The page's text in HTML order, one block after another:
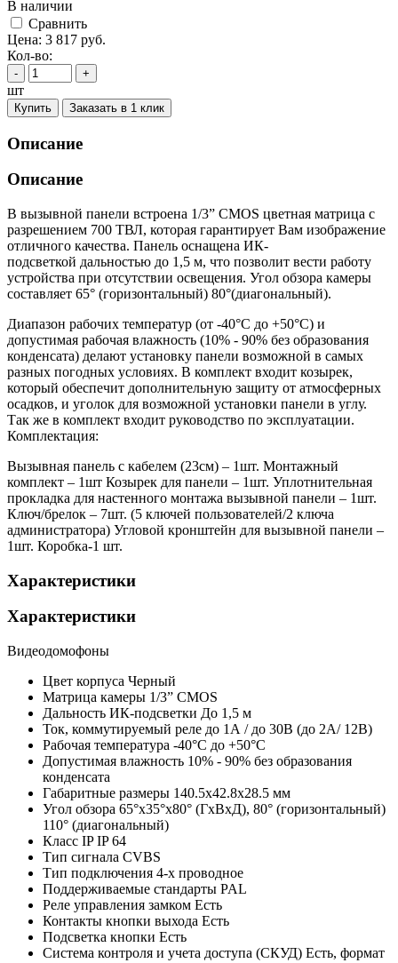
В наличии
Cравнить
Цена: 3 817 руб.
Кол-во:
- +
шт
Купить Заказать в 1 клик
Описание
Описание
В вызывной панели встроена 1/3” CMOS цветная матрица с
разрешением 700 ТВЛ, которая гарантирует Вам изображение
отличного качества. Панель оснащена ИК-
подсветкой дальностью до 1,5 м, что позволит вести работу
устройства при отсутствии освещения. Угол обзора камеры
составляет 65° (горизонтальный) 80°(диагональный).
Диапазон рабочих температур (от -40°С до +50°С) и
допустимая рабочая влажность (10% - 90% без образования
конденсата) делают установку панели возможной в самых
разных погодных условиях. В комплект входит козырек,
который обеспечит дополнительную защиту от атмосферных
осадков, и уголок для возможной установки панели в углу.
Так же в комплект входит руководство по эксплуатации.
Комплектация:
Вызывная панель с кабелем (23см) – 1шт. Монтажный
комплект – 1шт Козырек для панели – 1шт. Уплотнительная
прокладка для настенного монтажа вызывной панели – 1шт.
Ключ/брелок – 7шт. (5 ключей пользователей/2 ключа
администратора) Угловой кронштейн для вызывной панели –
1шт. Коробка-1 шт.
Характеристики
Характеристики
Видеодомофоны
Цвет корпуса Черный
Матрица камеры 1/3” CMOS
Дальность ИК-подсветки До 1,5 м
Ток, коммутируемый реле до 1А / до 30В (до 2А/ 12В)
Рабочая температура -40°С до +50°С
Допустимая влажность 10% - 90% без образования
конденсата
Габаритные размеры 140.5х42.8х28.5 мм
Угол обзора 65°х35°х80° (ГxВxД), 80° (горизонтальный)
110° (диагональный)
Класс IP IP 64
Тип сигнала CVBS
Тип подключения 4-х проводное
Поддерживаемые стандарты PAL
Реле управления замком Есть
Контакты кнопки выхода Есть
Подсветка кнопки Есть
Система контроля и учета доступа (СКУД) Есть, формат